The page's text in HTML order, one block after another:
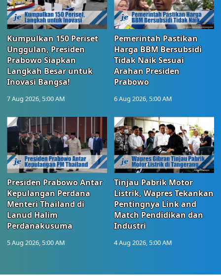
Kumpulkan 150 Periset
Unggulan, Presiden
Prabowo Siapkan
Langkah Besar untuk
Inovasi Bangsa!
7 Aug 2026, 5:00 AM
Pemerintah Pastikan
Harga BBM Bersubsidi
Tidak Naik Sesuai
Arahan Presiden
Prabowo
6 Aug 2026, 5:00 AM
Presiden Prabowo Antar
Kepulangan Perdana
Menteri Thailand di
Lanud Halim
Perdanakusuma
5 Aug 2026, 5:00 AM
Tinjau Pabrik Motor
Listrik, Wapres Tekankan
Pentingnya Link and
Match Pendidikan dan
Industri
4 Aug 2026, 5:00 AM